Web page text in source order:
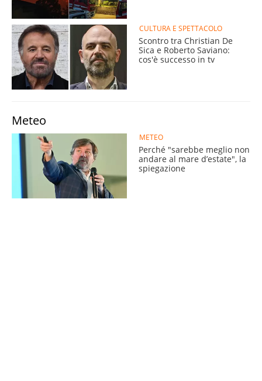
CULTURA E SPETTACOLO
Scontro tra Christian De
Sica e Roberto Saviano:
cos'è successo in tv
Meteo
METEO
Perché "sarebbe meglio non
andare al mare d’estate", la
spiegazione